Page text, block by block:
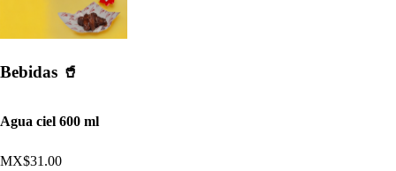
Bebidas 🥤
Agua ciel 600 ml
MX$31.00